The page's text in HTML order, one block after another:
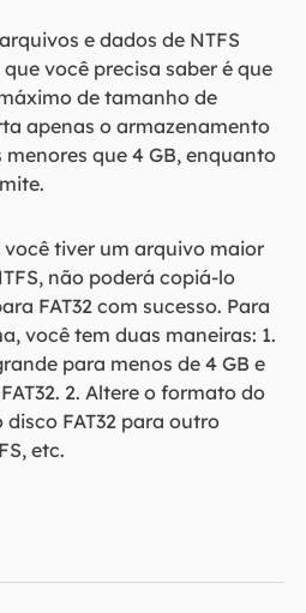
e dados de NTFS
você precisa saber é que
de tamanho de
apenas o armazenamento
que 4 GB, enquanto
você tiver um arquivo maior
não poderá copiá-lo
FAT32 com sucesso. Para
você tem duas maneiras: 1.
para menos de 4 GB e
2. Altere o formato do
FAT32 para outro
etc.